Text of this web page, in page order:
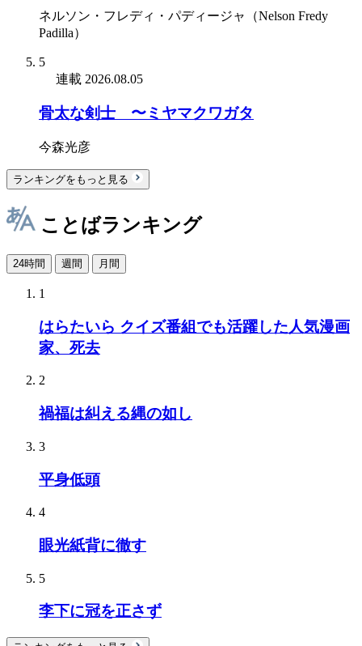
ネルソン・フレディ・パディージャ（Nelson Fredy
Padilla）
5
連載 2026.08.05
骨太な剣士 〜ミヤマクワガタ
今森光彦
ランキングをもっと見る
ことばランキング
24時間 週間 月間
1
はらたいら クイズ番組でも活躍した人気漫画
家、死去
2
禍福は糾える縄の如し
3
平身低頭
4
眼光紙背に徹す
5
李下に冠を正さず